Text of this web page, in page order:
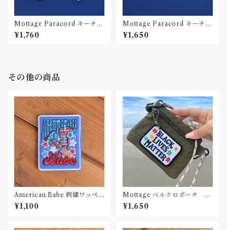
Mottage Paracord キーチェ
ーン 002
¥1,760
Mottage Paracord キーチェ
ーン 001
¥1,650
その他の商品
American Babe 刺繍ワッペ
ン Patch
¥1,100
Mottage ベルクロポーチ シ
ョルダーストラップ
¥1,650